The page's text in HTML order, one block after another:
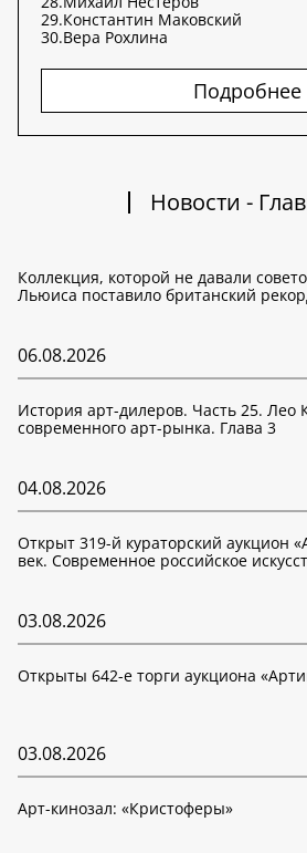
29.Константин Маковский
30.Вера Рохлина
Подробнее
Новости -
Коллекция, которой не давали
Льюиса поставило британский
06.08.2026
История арт-дилеров. Часть 25. Лео
современного арт-рынка. Глава 3
04.08.2026
Открыт 319-й кураторский аукцион
век. Современное российское
03.08.2026
Открыты 642-е торги аукциона
03.08.2026
Арт-кинозал: «Кристоферы»